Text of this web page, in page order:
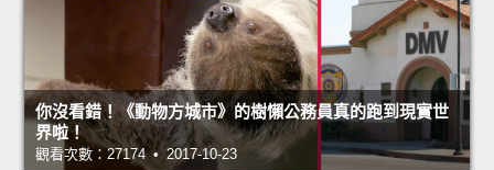
你沒看錯！《動物方城市》的樹懶公務員真的跑到現實世
界啦！
觀看次數：27174 • 2017-10-23